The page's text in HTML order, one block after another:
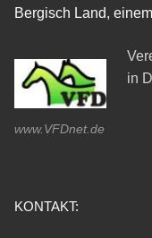
Bergisch Land,
www.VFDnet.de
in
KONTAKT: